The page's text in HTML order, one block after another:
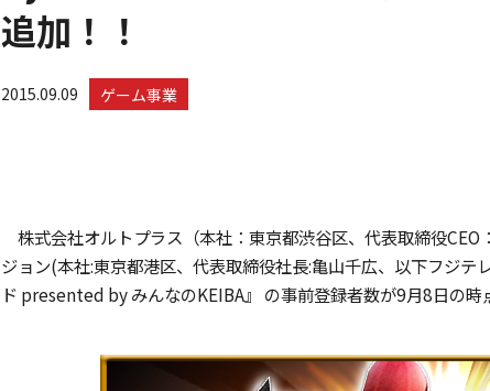
追加！！
2015.09.09 ゲーム事業
株式会社オルトプラス（本社：東京都渋谷区、代表取締役
ジョン(本社:東京都港区、代表取締役社長:亀山千広、以下フジ
ド presented by みんなのKEIBA』 の事前登録者数が9月8日の時